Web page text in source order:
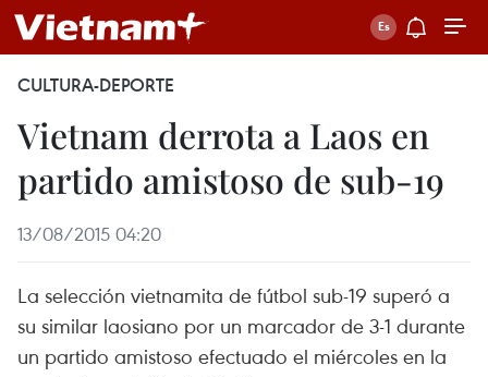
CULTURA-DEPORTE
Vietnam derrota a Laos en
partido amistoso de sub-19
13/08/2015 04:20
La selección vietnamita de fútbol sub-19 superó a
su similar laosiano por un marcador de 3-1 durante
un partido amistoso efectuado el miércoles en la